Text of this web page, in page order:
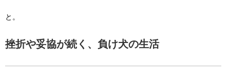
と。
挫折や妥協が続く、負け犬の生活